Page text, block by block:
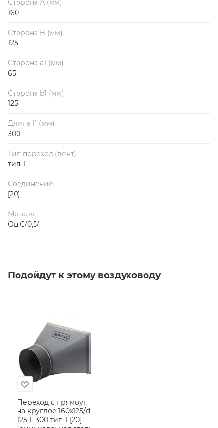
Сторона А (мм)
160
Сторона B (мм)
125
Сторона a1 (мм)
65
Сторона b1 (мм)
125
Длина l1 (мм)
300
Тип переход (вент)
тип-1
Соединение
[20]
Металл
Оц.С/0,5/
Подойдут к этому воздуховоду
Переход с прямоуг.
на круглое 160х125/d-
125 L-300 тип-1 [20]